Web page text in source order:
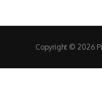
Copyright © 2026